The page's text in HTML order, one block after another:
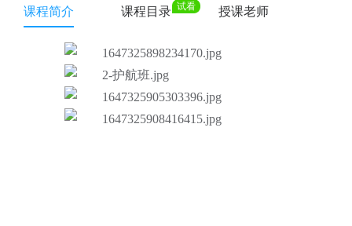
课程简介 课程目录 试看 授课老师